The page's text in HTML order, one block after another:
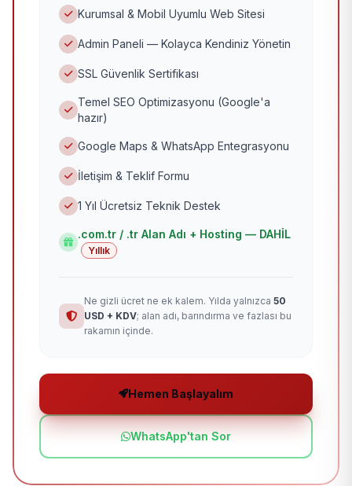
Kurumsal & Mobil Uyumlu Web Sitesi
Admin Paneli — Kolayca Kendiniz Yönetin
SSL Güvenlik Sertifikası
Temel SEO Optimizasyonu (Google'a
hazır)
Google Maps & WhatsApp Entegrasyonu
İletişim & Teklif Formu
1 Yıl Ücretsiz Teknik Destek
.com.tr / .tr Alan Adı + Hosting — DAHİL
Yıllık
Ne gizli ücret ne ek kalem. Yılda yalnızca 50
USD + KDV; alan adı, barındırma ve fazlası bu
rakamın içinde.
Hemen Başlayalım
WhatsApp'tan Sor